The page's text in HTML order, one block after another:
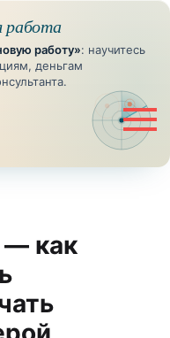
работа
работу»: научитесь
деньгам
— как